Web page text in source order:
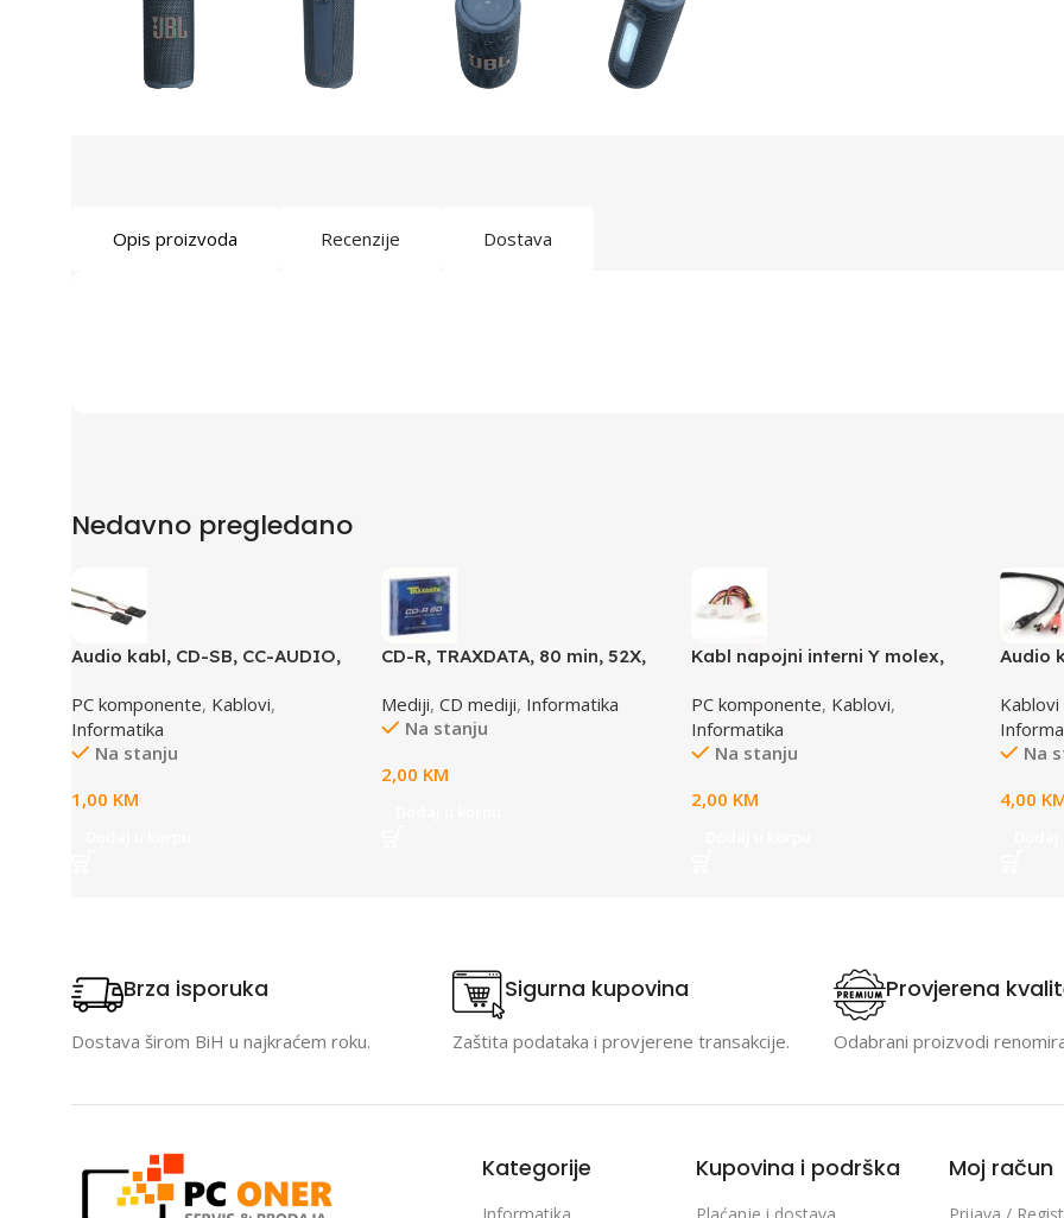
Opis proizvoda Recenzije Dostava
Nedavno pregledano
Audio kabl, CD-SB, CC-AUDIO,
PC komponente, Kablovi,
Informatika
Na stanju
1,00 KM
CD-R, TRAXDATA, 80 min, 52X,
Mediji, CD mediji, Informatika
Na stanju
2,00 KM
Kabl napojni interni Y molex,
1x female to 2x male
PC komponente, Kablovi,
Informatika
Na stanju
2,00 KM
Audio
Na
4,00
Brza isporuka
Dostava širom BiH u najkraćem roku.
Sigurna kupovina
Zaštita podataka i provjerene transakcije.
Provjerena
Odabrani proizvodi
Kategorije Kupovina i podrška Moj račun